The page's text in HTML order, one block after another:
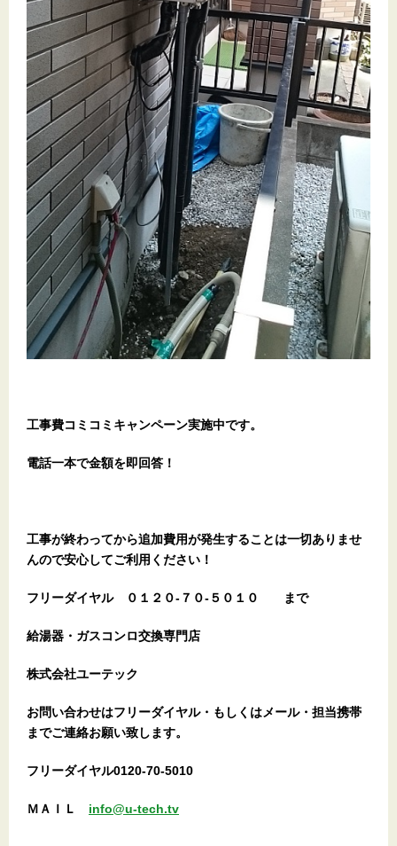
工事費コミコミキャンペーン実施中です。
電話一本で金額を即回答！
工事が終わってから追加費用が発生することは一切ありませ
んので安心してご利用ください！
フリーダイヤル ０１２０-７０-５０１０ まで
給湯器・ガスコンロ交換専門店
株式会社ユーテック
お問い合わせはフリーダイヤル・もしくはメール・担当携帯
までご連絡お願い致します。
フリーダイヤル0120-70-5010
ＭＡＩＬ info@u-tech.tv